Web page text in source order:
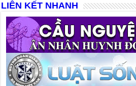
LIÊN KẾT NHANH